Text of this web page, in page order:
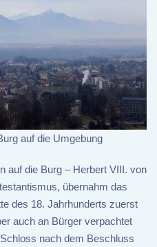
auf die Umgebung
auf die Burg – Herbert VIII. von
übernahm das
des 18. Jahrhunderts zuerst
auch an Bürger verpachtet
nach dem Beschluss